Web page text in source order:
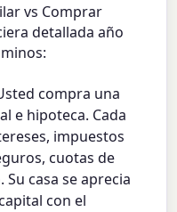
vs Comprar
detallada año
compra una
e hipoteca. Cada
impuestos
cuotas de
casa se aprecia
con el